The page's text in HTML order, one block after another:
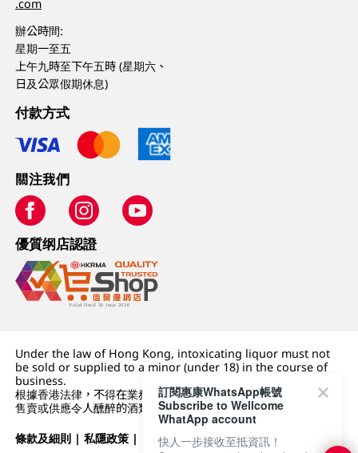
.com
辦公時間:
星期一至五
上午九時至下午五時 (星期六、
日及公眾假期休息)
付款方式
關注我們
優質纲店認證
Under the law of Hong Kong, intoxicating liquor must not
be sold or supplied to a minor (under 18) in the course of
business.
根據香港法律，不得在業務過程中，向未成年人 (18 歲以下人士)
售賣或供應令人醺醉的酒類。
條款及細則 |私隱政策 | DFI零售集團
訂閱惠康WhatsApp帳號
Subscribe to Wellcome
WhatApp account
快人一步接收至抵資訊！